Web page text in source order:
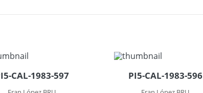
CAL-1983-597 PI5-CAL-1983-596